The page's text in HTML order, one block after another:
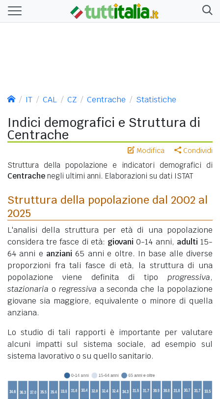
IT CAL CZ Centrache Statistiche
Indici demografici e Struttura di
Centrache
Modifica Condividi
Struttura della popolazione e indicatori demografici di
Centrache negli ultimi anni. Elaborazioni su dati ISTAT
Struttura della popolazione dal 2002 al
2025
L'analisi della struttura per età di una popolazione
considera tre fasce di età: giovani 0-14 anni, adulti 15-
64 anni e anziani 65 anni e oltre. In base alle diverse
proporzioni fra tali fasce di età, la struttura di una
popolazione viene definita di tipo progressiva,
stazionaria o regressiva a seconda che la popolazione
giovane sia maggiore, equivalente o minore di quella
anziana.
Lo studio di tali rapporti è importante per valutare
alcuni impatti sul sistema sociale, ad esempio sul
sistema lavorativo o su quello sanitario.